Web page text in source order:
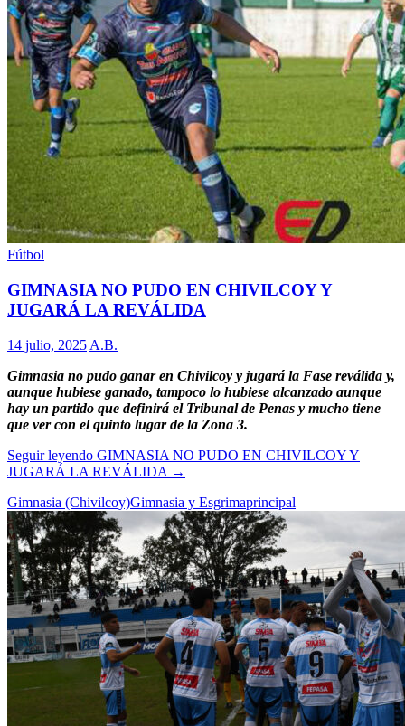
Fútbol
GIMNASIA NO PUDO EN CHIVILCOY Y
JUGARÁ LA REVÁLIDA
14 julio, 2025 A.B.
Gimnasia no pudo ganar en Chivilcoy y jugará la Fase reválida y,
aunque hubiese ganado, tampoco lo hubiese alcanzado aunque
hay un partido que definirá el Tribunal de Penas y mucho tiene
que ver con el quinto lugar de la Zona 3.
Seguir leyendo GIMNASIA NO PUDO EN CHIVILCOY Y
JUGARÁ LA REVÁLIDA →
Gimnasia (Chivilcoy)Gimnasia y Esgrimaprincipal